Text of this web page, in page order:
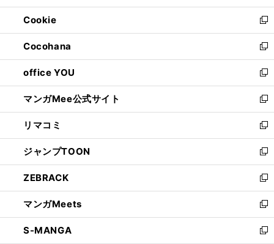
開
く
ウ
で
開
く
ン
ド
ウ
で
開
く
ウ
ィ
ン
ド
ウ
で
開
く
Cookie
新
し
い
ウ
ィ
ン
ド
ウ
で
開
く
Cocohana
新
し
い
ウ
ィ
ン
ド
ウ
で
開
く
office YOU
新
し
い
ウ
ィ
ン
ド
ウ
で
開
く
マンガMee公式サイト
新
し
い
ウ
ィ
ン
ド
ウ
で
開
く
リマコミ
新
し
い
ウ
ィ
ン
ド
ウ
で
ジャンプTOON
新
し
い
ウ
ィ
ン
ド
ZEBRACK
新
し
い
ウ
ィ
マンガMeets
新
し
い
S-MANGA
新